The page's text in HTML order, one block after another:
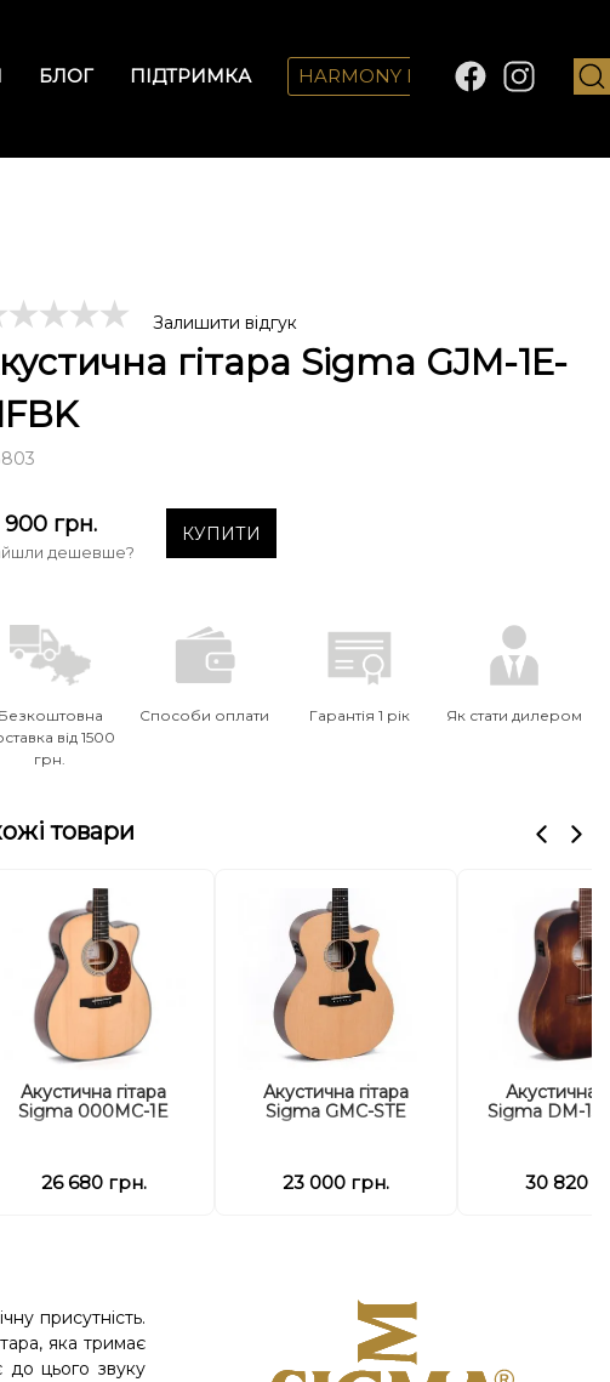
БЛОГ ПІДТРИМКА HARMONY LAB
Залишити відгук
гітара Sigma GJM-1E-
900 грн.
дешевше?
КУПИТИ
Безкоштовна
від 1500
грн.
Способи оплати Гарантія 1 рік Як стати дилером
товари
Акустична гітара
Sigma 000MC-1E
26 680 грн.
Акустична гітара
Sigma GMC-STE
23 000 грн.
Акустична
Sigma DM-
30 820
присутність.
яка тримає
до цього звуку